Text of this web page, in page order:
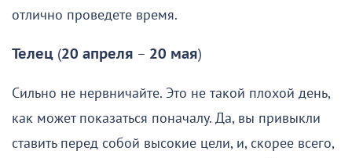
отлично проведете время.
Телец (20 апреля – 20 мая)
Сильно не нервничайте. Это не такой плохой день,
как может показаться поначалу. Да, вы привыкли
ставить перед собой высокие цели, и, скорее всего,